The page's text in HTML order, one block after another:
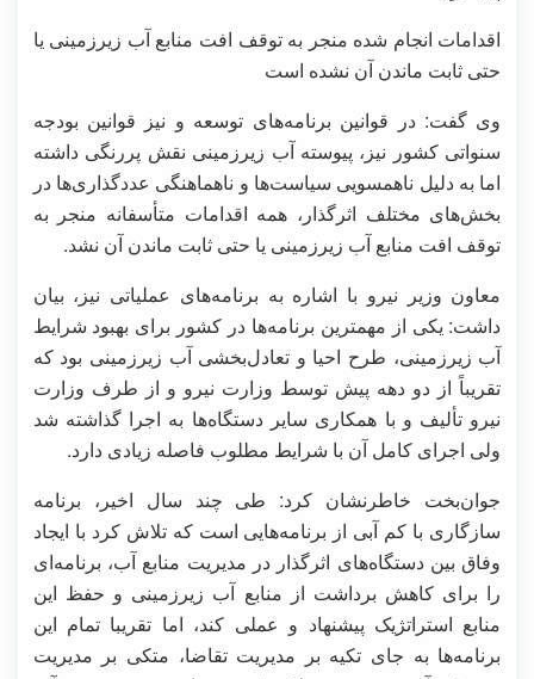
اقدامات انجام شده منجر به توقف افت منابع آب زیرزمینی یا
حتی ثابت ماندن آن نشده است
وی گفت: در قوانین برنامه‌های توسعه و نیز قوانین بودجه
سنواتی کشور نیز، پیوسته آب زیرزمینی نقش پررنگی داشته
اما به دلیل ناهمسویی سیاست‌ها و ناهماهنگی عددگذاری‌ها در
بخش‌های مختلف اثرگذار، همه اقدامات متأسفانه منجر به
توقف افت منابع آب زیرزمینی یا حتی ثابت ماندن آن نشد.
معاون وزیر نیرو با اشاره به برنامه‌های عملیاتی نیز، بیان
داشت: یکی از مهمترین برنامه‌ها در کشور برای بهبود شرایط
آب زیرزمینی، طرح احیا و تعادل‌بخشی آب زیرزمینی بود که
تقریباً از دو دهه پیش توسط وزارت نیرو و از طرف وزارت
نیرو تألیف و با همکاری سایر دستگاه‌ها به اجرا گذاشته شد
ولی اجرای کامل آن با شرایط مطلوب فاصله زیادی دارد.
جوان‌بخت خاطرنشان کرد: طی چند سال اخیر، برنامه
سازگاری با کم آبی از برنامه‌هایی‌ است که تلاش کرد با ایجاد
وفاق بین دستگاه‌های اثرگذار در مدیریت منابع آب، برنامه‌ای
را برای کاهش برداشت از منابع آب زیرزمینی و حفظ این
منابع استراتژیک پیشنهاد و عملی کند، اما تقریبا تمام این
برنامه‌ها به جای تکیه بر مدیریت تقاضا، متکی بر مدیریت